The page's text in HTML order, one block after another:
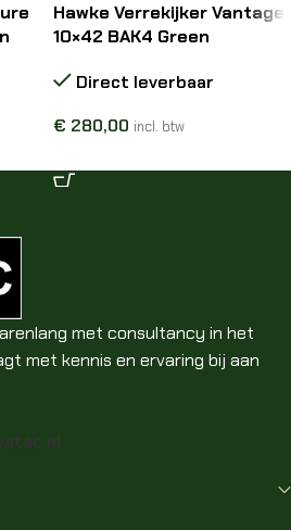
Hawke Verrekijker Vantage
10×42 BAK4 Green
Direct leverbaar
€ 280,00 incl. btw
met consultancy in het
met kennis en ervaring bij aan